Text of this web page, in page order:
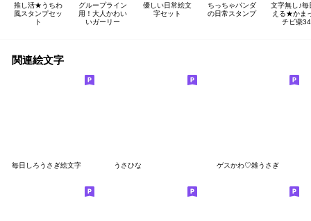
推し活★うちわ
風スタンプセッ
ト
グループライン
用！大人かわい
いガーリー
優しい日常絵文
字セット
ちっちゃパンダ
の日常スタンプ
文字無し♪毎
える★かま
チビ柴34
関連絵文字
毎日しろうさぎ絵文字 うさひな ゲスかわ♡雑うさぎ